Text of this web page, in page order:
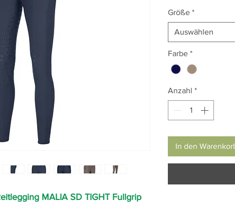
MALIA SD TIGHT Fullgrip
Größe *
Auswählen
Farbe *
Anzahl *
In den